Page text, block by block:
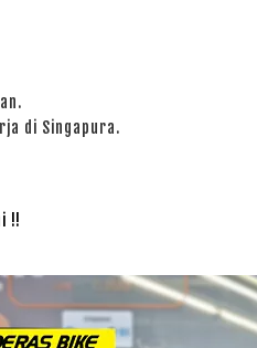
di Singapura.
!!